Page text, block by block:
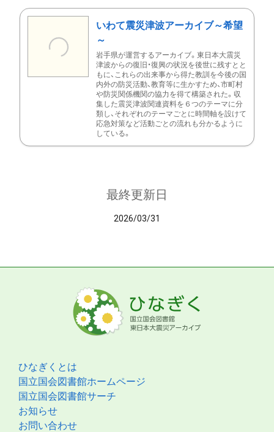
いわて震災津波アーカイブ～希望
～
岩手県が運営するアーカイブ。東日本大震災
津波からの復旧・復興の状況を後世に残すとと
もに、これらの出来事から得た教訓を今後の国
内外の防災活動、教育等に生かすため、市町村
や防災関係機関の協力を得て構築された。収
集した震災津波関連資料を６つのテーマに分
類し、それぞれのテーマごとに時間軸を設けて
応急対策など活動ごとの流れも分かるように
している。
最終更新日
2026/03/31
ひなぎくとは
国立国会図書館ホームページ
国立国会図書館サーチ
お知らせ
お問い合わせ